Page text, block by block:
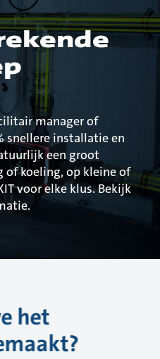
manager of
snellere installatie en
een groot
of koeling, op kleine of
voor elke klus. Bekijk
het